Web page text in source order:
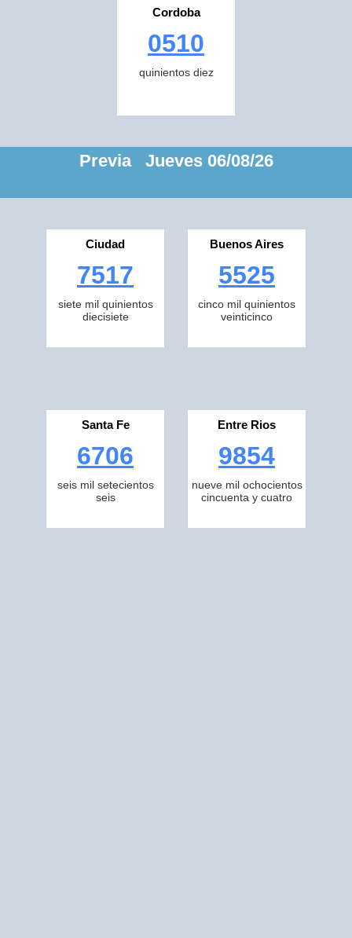
Cordoba
0510
quinientos diez
Previa Jueves 06/08/26
Ciudad
7517
siete mil quinientos
diecisiete
Buenos Aires
5525
cinco mil quinientos
veinticinco
Santa Fe
6706
seis mil setecientos
seis
Entre Rios
9854
nueve mil ochocientos
cincuenta y cuatro